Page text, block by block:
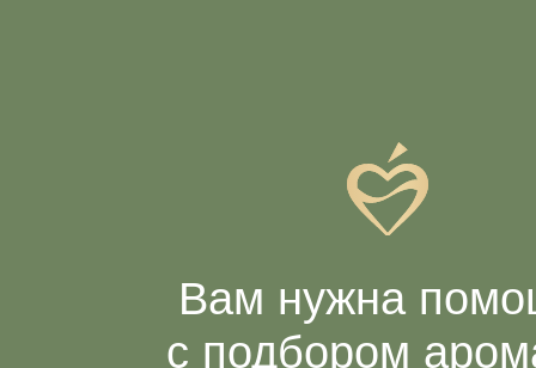
Вам нужна
с подбором
именно вам, и подарим -10% на первый заказ
Заполнить анкету